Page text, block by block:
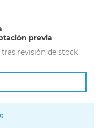
previa
revisión de stock